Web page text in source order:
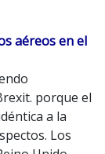
aéreos en el
porque el
a la
Los